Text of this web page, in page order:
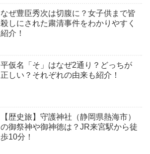
なぜ豊臣秀次は切腹に？女子供まで皆
殺しにされた粛清事件をわかりやすく
紹介！
平仮名「そ」はなぜ2通り？どっちが
正しい？それぞれの由来も紹介！
【歴史旅】守護神社（静岡県熱海市）
の御祭神や御神徳は？JR来宮駅から徒
歩10分！